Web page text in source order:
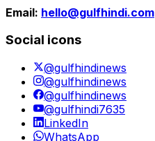
Email: hello@gulfhindi.com
Social icons
@gulfhindinews
@gulfhindinews
@gulfhindinews
@gulfhindi7635
LinkedIn
WhatsApp